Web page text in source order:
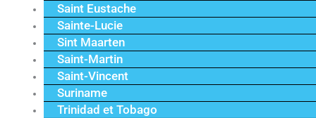
Saint Eustache
Sainte-Lucie
Sint Maarten
Saint-Martin
Saint-Vincent
Suriname
Trinidad et Tobago